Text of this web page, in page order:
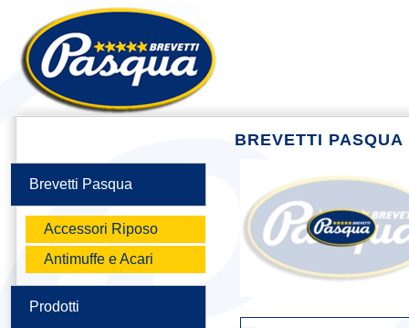
Brevetti Pasqua
Accessori Riposo
Antimuffe e Acari
Prodotti
BREVETTI PASQUA